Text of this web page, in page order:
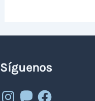
Síguenos
Instagram
MastodonFacebook